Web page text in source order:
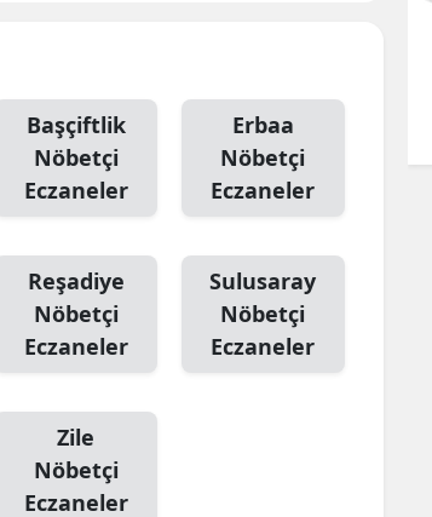
Başçiftlik
Nöbetçi
Eczaneler
Erbaa
Nöbetçi
Eczaneler
Reşadiye
Nöbetçi
Eczaneler
Sulusaray
Nöbetçi
Eczaneler
Zile
Nöbetçi
Eczaneler